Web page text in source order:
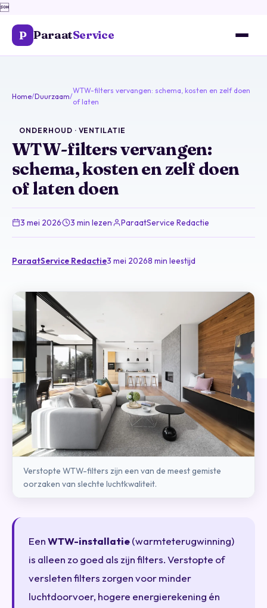

P ParaatService
Home/Duurzaam/
WTW-filters vervangen: schema, kosten en zelf doen
of laten
ONDERHOUD · VENTILATIE
WTW-filters vervangen:
schema, kosten en zelf doen
of laten doen
3 mei 2026· 3 min lezen· ParaatService Redactie
ParaatService Redactie3 mei 20268 min leestijd
Verstopte WTW-filters zijn een van de meest gemiste
oorzaken van slechte luchtkwaliteit.
EenWTW-installatie(warmteterugwinning)
is alleen zo goed als zijn filters. Verstopte of
versleten filters zorgen voor minder
luchtdoorvoer, hogere energierekening én